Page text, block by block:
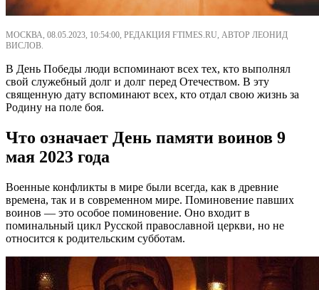
МОСКВА, 08.05.2023, 10:54:00, РЕДАКЦИЯ FTIMES.RU, АВТОР ЛЕОНИД
ВИСЛОВ.
В День Победы люди вспоминают всех тех, кто выполнял
свой служебный долг и долг перед Отечеством. В эту
священную дату вспоминают всех, кто отдал свою жизнь за
Родину на поле боя.
Что означает День памяти воинов 9
мая 2023 года
Военные конфликты в мире были всегда, как в древние
времена, так и в современном мире. Поминовение павших
воинов — это особое поминовение. Оно входит в
поминальный цикл Русской православной церкви, но не
относится к родительским субботам.